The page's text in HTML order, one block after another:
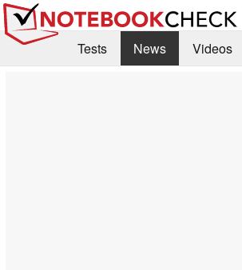
Tests News
Videos